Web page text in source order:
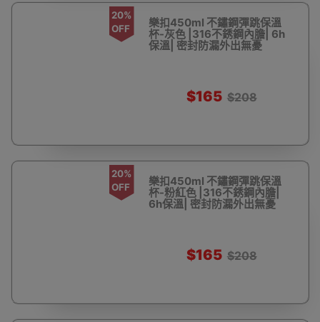
20%
OFF
樂扣450ml 不鏽鋼彈跳保溫
杯-灰色 |316不銹鋼內膽| 6h
保溫| 密封防漏外出無憂
$165 $208
20%
OFF
樂扣450ml 不鏽鋼彈跳保溫
杯-粉紅色 |316不銹鋼內膽|
6h保溫| 密封防漏外出無憂
$165 $208